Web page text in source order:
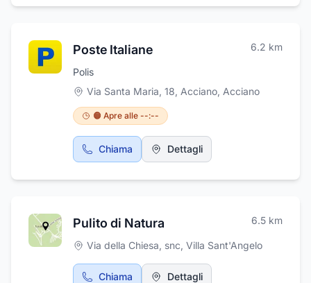
effettua un servizio efficiente per non creare
di tutta la gestione burocratica e delle
completa nei servizi che propone.
Poste Italiane 6.2 km
Polis
Via Santa Maria, 18, Acciano, Acciano
🟠 Apre alle --:--
Chiama Dettagli
Pulito di Natura 6.5 km
Via della Chiesa, snc, Villa Sant'Angelo
Chiama Dettagli